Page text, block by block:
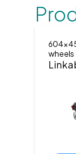
wheels